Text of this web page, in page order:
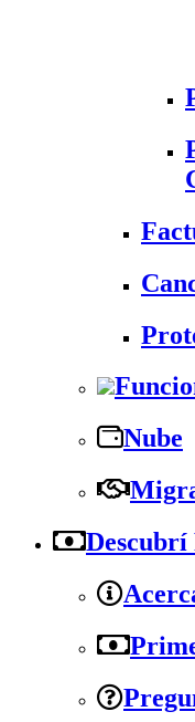
Nube
Descubrí